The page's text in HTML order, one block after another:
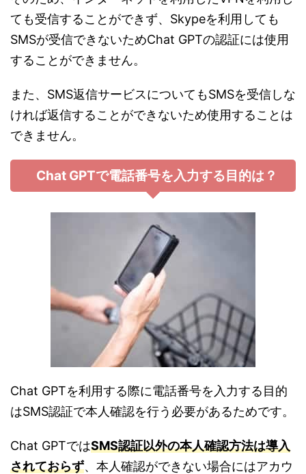
ても受信することができず、Skypeを利用しても
SMSが受信できないためChat GPTの認証には使用
することができません。
また、SMS返信サービスについてもSMSを受信しな
ければ返信することができないため使用することは
できません。
Chat GPTで電話番号を入力する目的は？
Chat GPTを利用する際に電話番号を入力する目的
はSMS認証で本人確認を行う必要があるためです。
Chat GPTではSMS認証以外の本人確認方法は導入
されておらず、本人確認ができない場合にはアカウ